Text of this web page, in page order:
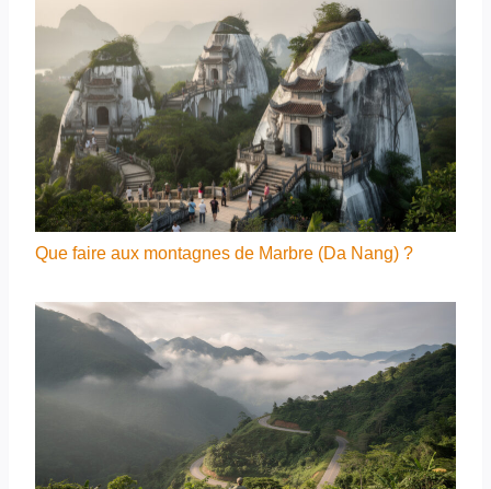
Que faire aux montagnes de Marbre (Da Nang) ?